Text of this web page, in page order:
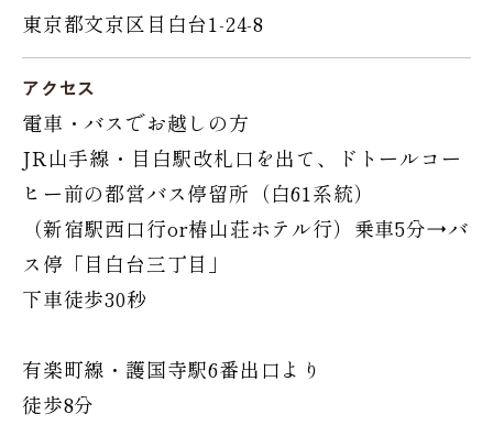
東京都文京区目白台1-24-8
アクセス
電車・バスでお越しの方
JR山手線・目白駅改札口を出て、ドトールコー
ヒー前の都営バス停留所（白61系統）
（新宿駅西口行or椿山荘ホテル行）乗車5分→バ
ス停「目白台三丁目」
下車徒歩30秒
有楽町線・護国寺駅6番出口より
徒歩8分